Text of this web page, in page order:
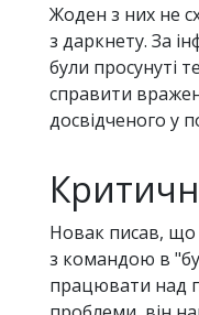
Жоден з них не
з даркнету. За
були просунуті
справити
досвідченого у
Новак писав, що
з командою в
працювати над